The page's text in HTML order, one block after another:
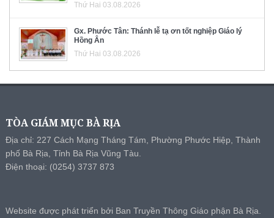
Thứ Hai 03.08.2026
Gx. Phước Tân: Thánh lễ tạ ơn tốt nghiệp Giáo lý
Hồng Ân
Thứ Hai 03.08.2026
TÒA GIÁM MỤC BÀ RỊA
Địa chỉ: 227 Cách Mạng Tháng Tám, Phường Phước Hiệp, Thành
phố Bà Rịa, Tỉnh Bà Rịa Vũng Tàu.
Điện thoại: (0254) 3737 873
Website được phát triển bởi Ban Truyền Thông Giáo phận Bà Rịa.